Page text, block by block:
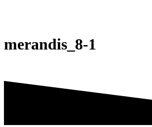
merandis_8-1